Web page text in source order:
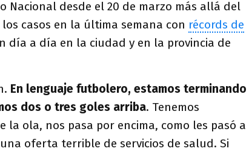
Nacional desde el 20 de marzo más allá del
casos en la última semana con récords de
día a día en la ciudad y en la provincia de
En lenguaje futbolero, estamos terminando
dos o tres goles arriba. Tenemos
la ola, nos pasa por encima, como les pasó a
oferta terrible de servicios de salud. Si